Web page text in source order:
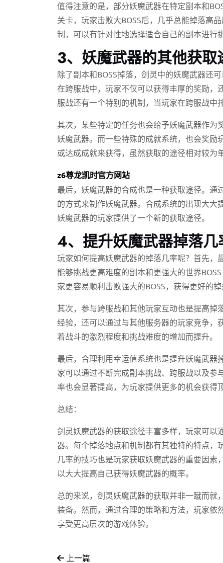
值得注意的是，部分妖魔武器在特定副本和
关卡，玩家击败大BOSS后，几乎总能掉落高
制，可以有针对性地选择适合自己的副本进行
3、妖魔武器的其他获取
除了副本和BOSS掉落，剑灵中的妖魔武器还
在跨服战中，玩家不仅可以获得丰厚的奖励，
服战还有一个特别的机制，当玩家在跨服战中
其次，某些特定的任务也会给予妖魔武器作
妖魔武器。而一些特殊的成就系统，也会奖励
或达成成就来获得，虽然获取的途径相对较为
z6尊龙凯时官方网站
最后，妖魔武器的合成也是一种获取途径。通
的方式来制作妖魔武器。合成系统的出现大
妖魔武器的玩家提供了一个新的获取途径。
4、提升妖魔武器掉落几
玩家如何提高妖魔武器的掉落几率呢？首先，
能够挑战更高难度的副本和更强大的世界
家更容易顺利击败强大的BOSS，获得更好的掉
其次，参与跨服战和其他玩家互动也是提高
经验，还可以通过与其他服务器的玩家竞争，
着战斗的激烈程度和挑战难度的增加而提升。
最后，合理利用幸运值系统也是提升妖魔武器
家可以通过不断完成副本挑战、跨服战以及
率也会显著提高，为玩家提供更多的机会获得
总结：
剑灵妖魔武器的获取途径丰富多样，玩家可以
器。每个掉落地点和机制都有其独特的特点，
几率的技巧也是玩家获取妖魔武器的重要因
以大大提高自己获得妖魔武器的概率。
总的来说，剑灵妖魔武器的获取并非一蹴而
装备。然而，通过合理的策略和方法，玩家依
享受更高层次的游戏体验。
上一篇